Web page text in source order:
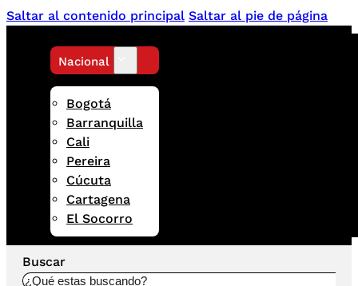
Saltar al contenido principal Saltar al pie de página
Nacional
Bogotá
Barranquilla
Cali
Pereira
Cúcuta
Cartagena
El Socorro
Buscar